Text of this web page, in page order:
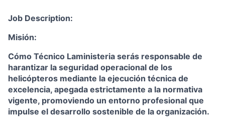
Job Description:
Misión:
Cómo Técnico Laministeria serás responsable de
harantizar la seguridad operacional de los
helicópteros mediante la ejecución técnica de
excelencia, apegada estrictamente a la normativa
vigente, promoviendo un entorno profesional que
impulse el desarrollo sostenible de la organización.